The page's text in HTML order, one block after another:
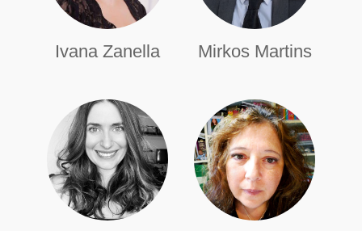
Ivana Zanella Mirkos Martins